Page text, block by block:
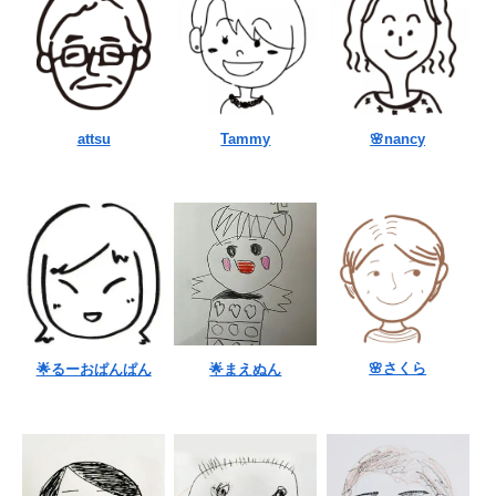
attsu Tammy 🌸nancy
🌟るーおぱんぱん 🌟まえぬん 🌸さくら